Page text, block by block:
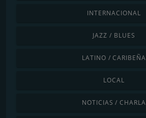
INTERNACIONAL
JAZZ / BLUES
LATINO / CARIBEÑA
LOCAL
NOTICIAS / CHARLA